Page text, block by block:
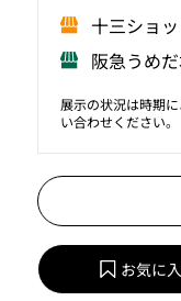
⼗三ショ
阪急うめ
展示の状況は時期
い合わせください。
お気に